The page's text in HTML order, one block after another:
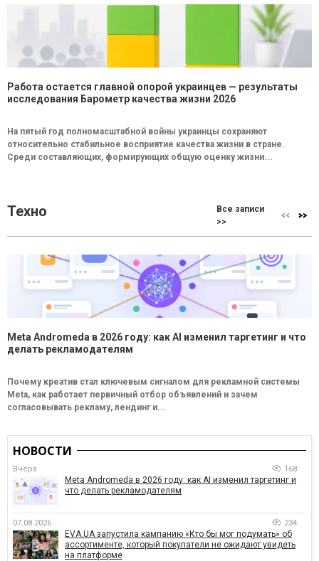
Работа остается главной опорой украинцев — результаты
исследования Барометр качества жизни 2026
На пятый год полномасштабной войны украинцы сохраняют
относительно стабильное восприятие качества жизни в стране.
Среди составляющих, формирующих общую оценку жизни...
Техно
Все записи
>>
Meta Andromeda в 2026 году: как AI изменил таргетинг и что
делать рекламодателям
Почему креатив стал ключевым сигналом для рекламной системы
Meta, как работает первичный отбор объявлений и зачем
согласовывать рекламу, лендинг и...
НОВОСТИ
Вчера 168
Meta Andromeda в 2026 году: как AI изменил таргетинг и
что делать рекламодателям
07.08.2026 234
EVA.UA запустила кампанию «Кто бы мог подумать» об
ассортименте, который покупатели не ожидают увидеть
на платформе